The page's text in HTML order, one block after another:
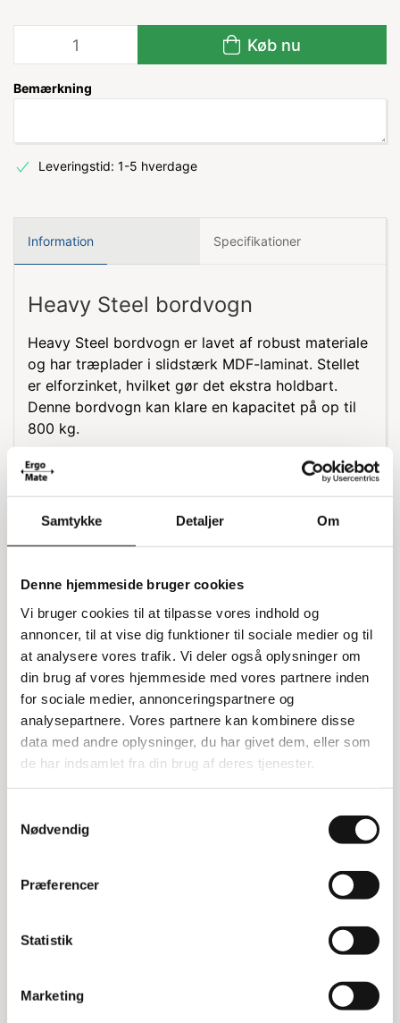
Samtykke Detaljer Om
Denne hjemmeside bruger cookies
Vi bruger cookies til at tilpasse vores indhold og
annoncer, til at vise dig funktioner til sociale medier og til
at analysere vores trafik. Vi deler også oplysninger om
din brug af vores hjemmeside med vores partnere inden
for sociale medier, annonceringspartnere og
analysepartnere. Vores partnere kan kombinere disse
data med andre oplysninger, du har givet dem, eller som
de har indsamlet fra din brug af deres tjenester.
Nødvendig
Præferencer
Statistik
Marketing
Køb nu
Bemærkning
Leveringstid: 1-5 hverdage
Information Specifikationer
Heavy Steel bordvogn
Heavy Steel bordvogn er lavet af robust materiale
og har træplader i slidstærk MDF-laminat. Stellet
er elforzinket, hvilket gør det ekstra holdbart.
Denne bordvogn kan klare en kapacitet på op til
800 kg.
Funktioner
Med Heavy Steel bordvogn får du en praktisk
løsning til transport af tunge genstande. Den er
designet til at være både stærk og pålidelig,
Specifikationer
Højde til platform: 300 mm
Afstand mellem hylder: 520 mm
Håndtag: 30 mm stålrør
Hjul: 2 faste og 2 drejbare i massiv gummi, 200 x 50
mm
Totalhøjde: 92 cm